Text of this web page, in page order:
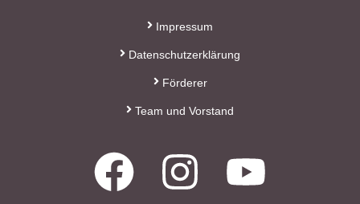
Impressum
Datenschutzerklärung
Förderer
Team und Vorstand